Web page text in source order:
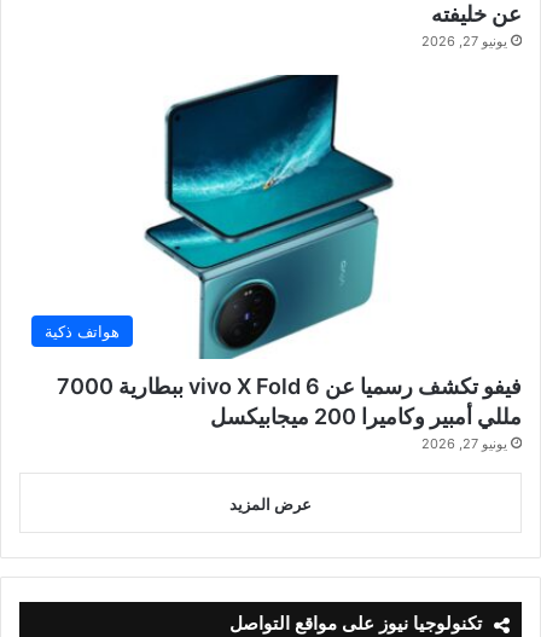
عن خليفته
يونيو 27, 2026
هواتف ذكية
فيفو تكشف رسميا عن vivo X Fold 6 ببطارية 7000
مللي أمبير وكاميرا 200 ميجابيكسل
يونيو 27, 2026
عرض المزيد
تكنولوجيا نيوز على مواقع التواصل